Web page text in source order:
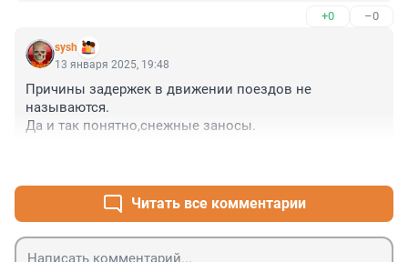
+0 –0
sysh
13 января 2025, 19:48
Причины задержек в движении поездов не
называются.
Да и так понятно,снежные заносы.
Читать все комментарии